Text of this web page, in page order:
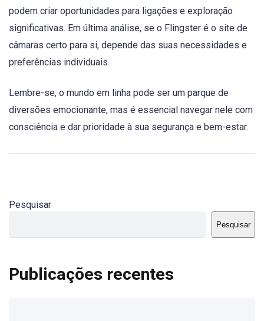
podem criar oportunidades para ligações e exploração
significativas. Em última análise, se o Flingster é o site de
câmaras certo para si, depende das suas necessidades e
preferências individuais.
Lembre-se, o mundo em linha pode ser um parque de
diversões emocionante, mas é essencial navegar nele com
consciência e dar prioridade à sua segurança e bem-estar.
Pesquisar
Pesquisar
Publicações recentes